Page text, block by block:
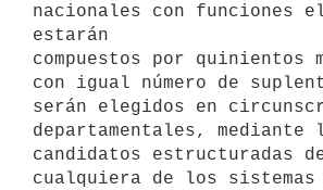
nacionales con funciones
estarán
compuestos por quinientos
con igual número de
serán elegidos en
departamentales,
candidatos estructuradas
cualquiera de los